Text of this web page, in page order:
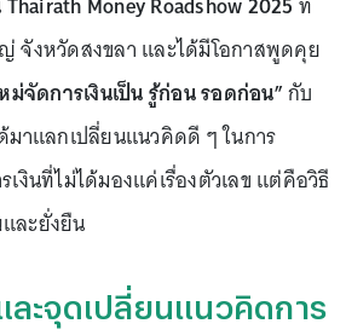
จังหวัดสงขลา และได้มีโอกาสพูดคุย
ม่จัดการเงินเป็น รู้ก่อน รอดก่อน”กับ
าแลกเปลี่ยนแนวคิดดี ๆ ในการ
งินที่ไม่ได้มองแค่เรื่องตัวเลข แต่คือวิธี
ละยั่งยืน
ละจุดเปลี่ยนแนวคิดการ